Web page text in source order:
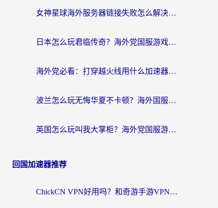
女神星球海外服务器链接失败怎么解决？海外党国服游戏加速避坑指南
日本怎么玩君临传奇？海外党国服游戏加速避坑指南（附菲律宾欧洲玩家实测）
海外党必看：打穿越火线用什么加速器？解决延迟卡顿，还能玩奇妙拼图世界和第五人格
波兰怎么玩无悔华夏不卡顿？海外国服游戏加速器终极指南（附征途2萤火突击解决方案）
英国怎么玩叫我大掌柜？海外党国服游戏加速避坑指南（附实测推荐）
回国加速器推荐
ChickCN VPN好用吗？和奇游手游VPN对比哪个回国效果更好？海外党亲测实用指南